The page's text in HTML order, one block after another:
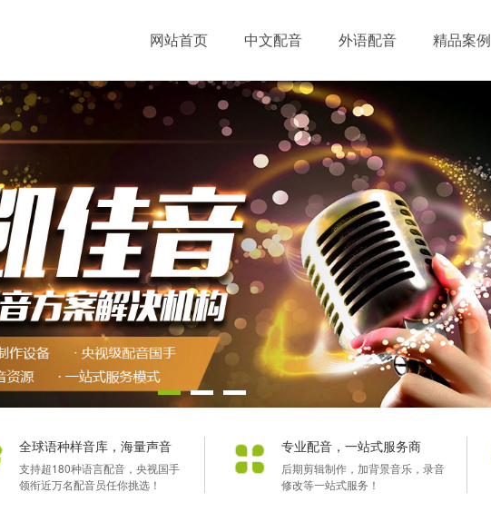
网站首页 中文配音 外语配音 精品案例
全球语种样音库，海量声音
支持超180种语言配音，央视国手
领衔近万名配音员任你挑选！
专业配音，一站式服务商
后期剪辑制作，加背景音乐，录音
修改等一站式服务！